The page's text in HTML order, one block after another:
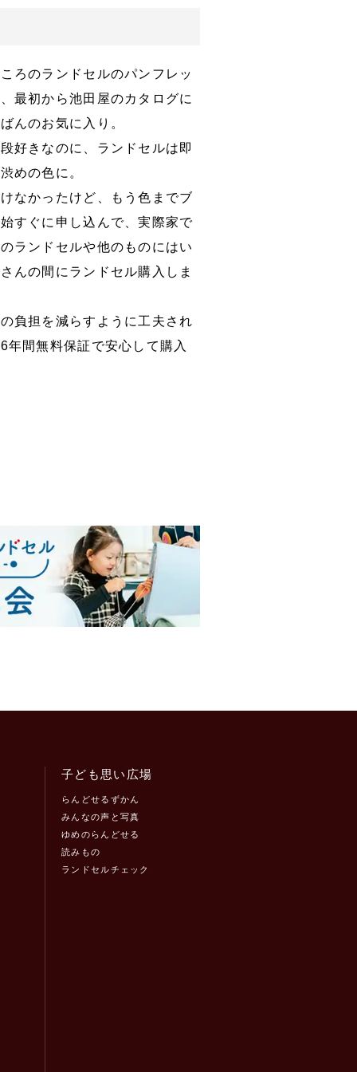
ろのランドセルのパンフレッ
最初から池田屋のカタログに
んのお気に入り。
好きなのに、ランドセルは即
めの色に。
なかったけど、もう色までブ
すぐに申し込んで、実際家で
ランドセルや他のものにはい
んの間にランドセル購入しま
負担を減らすように工夫され
年間無料保証で安心して購入
子ども思い広場
らんどせるずかん
みんなの声と写真
ゆめのらんどせる
読みもの
ランドセルチェック